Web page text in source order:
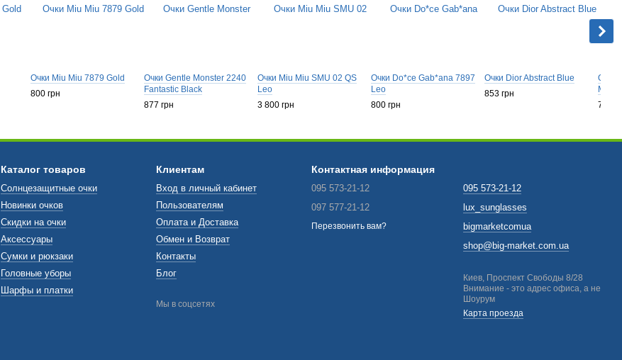
Очки Miu Miu 7879 Gold
800 грн
Очки Gentle Monster 2240
Fantastiс Black
877 грн
Очки Miu Miu SMU 02 QS
Leo
3 800 грн
Очки Do*ce Gab*ana 7897
Leo
800 грн
Очки Dior Abstract Blue
853 грн
Очки
Mirror
760
Каталог товаров
Солнцезащитные очки
Новинки очков
Скидки на очки
Аксессуары
Сумки и рюкзаки
Головные уборы
Шарфы и платки
Клиентам
Вход в личный кабинет
Пользователям
Оплата и Доставка
Обмен и Возврат
Контакты
Блог
Мы в соцсетях
Контактная информация
095 573-21-12
097 577-21-12
Перезвонить вам?
095 573-21-12
lux_sunglasses
bigmarketcomua
shop@big-market.com.ua
Киев, Проспект Свободы 8/28
Внимание - это адрес офиса, а не
Шоурум
Карта проезда